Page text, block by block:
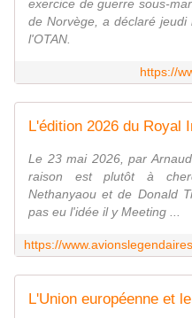
exercice de guerre sous-
de Norvège, a déclaré
l'OTAN.
https://
Le 23 mai 2026, par
raison est plutôt à
Nethanyaou et de Donald
pas eu l'idée il y Meeting ...